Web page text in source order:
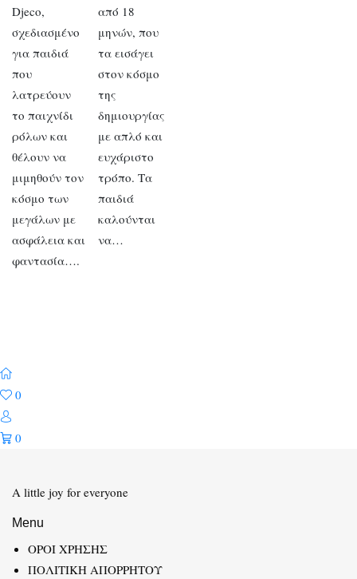
Djeco,
σχεδιασμένο
για παιδιά
που
λατρεύουν
το παιχνίδι
ρόλων και
θέλουν να
μιμηθούν τον
κόσμο των
μεγάλων με
ασφάλεια και
φαντασία….
από 18
μηνών, που
τα εισάγει
στον κόσμο
της
δημιουργίας
με απλό και
ευχάριστο
τρόπο. Τα
παιδιά
καλούνται
να…
0
0
A little joy for everyone
Menu
ΟΡΟΙ ΧΡΗΣΗΣ
ΠΟΛΙΤΙΚΗ ΑΠΟΡΡΗΤΟΥ